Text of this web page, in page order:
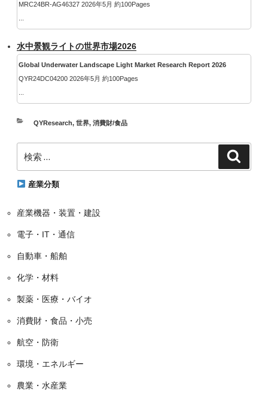
MRC24BR-AG46327 2026年5月 約100Pages
水中景観ライトの世界市場2026
Global Underwater Landscape Light Market Research Report 2026
QYR24DC04200 2026年5月 約100Pages
カ
リ
QYResearch, 世界, 消費財/食品
索:
産業分類
産業機器・装置・建設
電子・IT・通信
自動車・船舶
化学・材料
製薬・医療・バイオ
消費財・食品・小売
航空・防衛
環境・エネルギー
農業・水産業